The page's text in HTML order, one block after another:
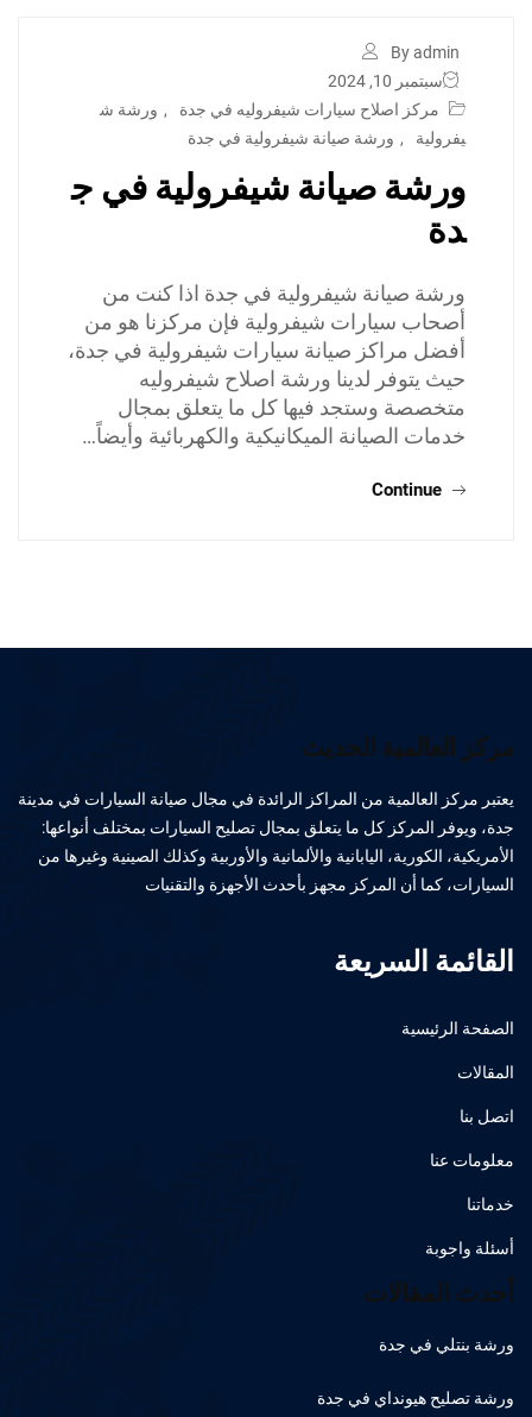
By admin
سبتمبر 10, 2024
مركز اصلاح سيارات شيفروليه في جدة
, ورشة ش
يفرولية
, ورشة صيانة شيفرولية في جدة
ورشة صيانة شيفرولية في ج
دة
ورشة صيانة شيفرولية في جدة اذا كنت من
أصحاب سيارات شيفرولية فإن مركزنا هو من
أفضل مراكز صيانة سيارات شيفرولية في جدة،
حيث يتوفر لدينا ورشة اصلاح شيفروليه
متخصصة وستجد فيها كل ما يتعلق بمجال
خدمات الصيانة الميكانيكية والكهربائية وأيضاً…
Continue
مركز العالمية الحديث
يعتبر مركز العالمية من المراكز الرائدة في مجال صيانة السيارات في مدينة
جدة، ويوفر المركز كل ما يتعلق بمجال تصليح السيارات بمختلف أنواعها:
الأمريكية، الكورية، اليابانية والألمانية والأوربية وكذلك الصينية وغيرها من
السيارات، كما أن المركز مجهز بأحدث الأجهزة والتقنيات
القائمة السريعة
الصفحة الرئيسية
المقالات
اتصل بنا
معلومات عنا
خدماتنا
أسئلة واجوبة
أحدث المقالات
ورشة بنتلي في جدة
ورشة تصليح هيونداي في جدة